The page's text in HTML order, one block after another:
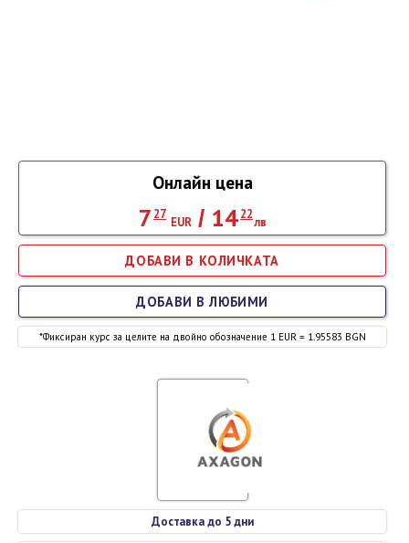
Доставка до 5 дни
Онлайн цена
7 27
EUR / 1422
лв
*Фиксиран курс за целите на двойно обозначение 1 EUR = 1.95583 BGN
ДОБАВИ В ЛЮБИМИ